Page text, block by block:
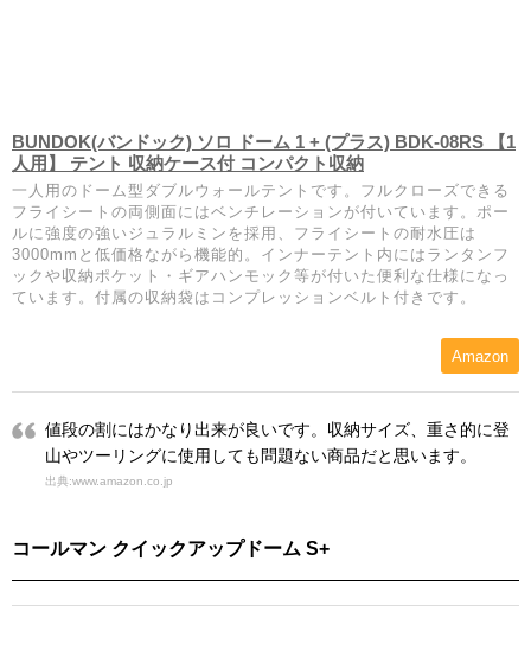
BUNDOK(バンドック) ソロ ドーム 1 + (プラス) BDK-08RS 【1
人用】 テント 収納ケース付 コンパクト収納
一人用のドーム型ダブルウォールテントです。フルクローズできる
フライシートの両側面にはベンチレーションが付いています。ポー
ルに強度の強いジュラルミンを採用、フライシートの耐水圧は
3000mmと低価格ながら機能的。インナーテント内にはランタンフ
ックや収納ポケット・ギアハンモック等が付いた便利な仕様になっ
ています。付属の収納袋はコンプレッションベルト付きです。
Amazon
値段の割にはかなり出来が良いです。収納サイズ、重さ的に登
山やツーリングに使用しても問題ない商品だと思います。
出典:www.amazon.co.jp
コールマン クイックアップドーム S+